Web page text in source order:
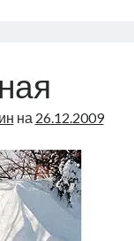
на 26.12.2009